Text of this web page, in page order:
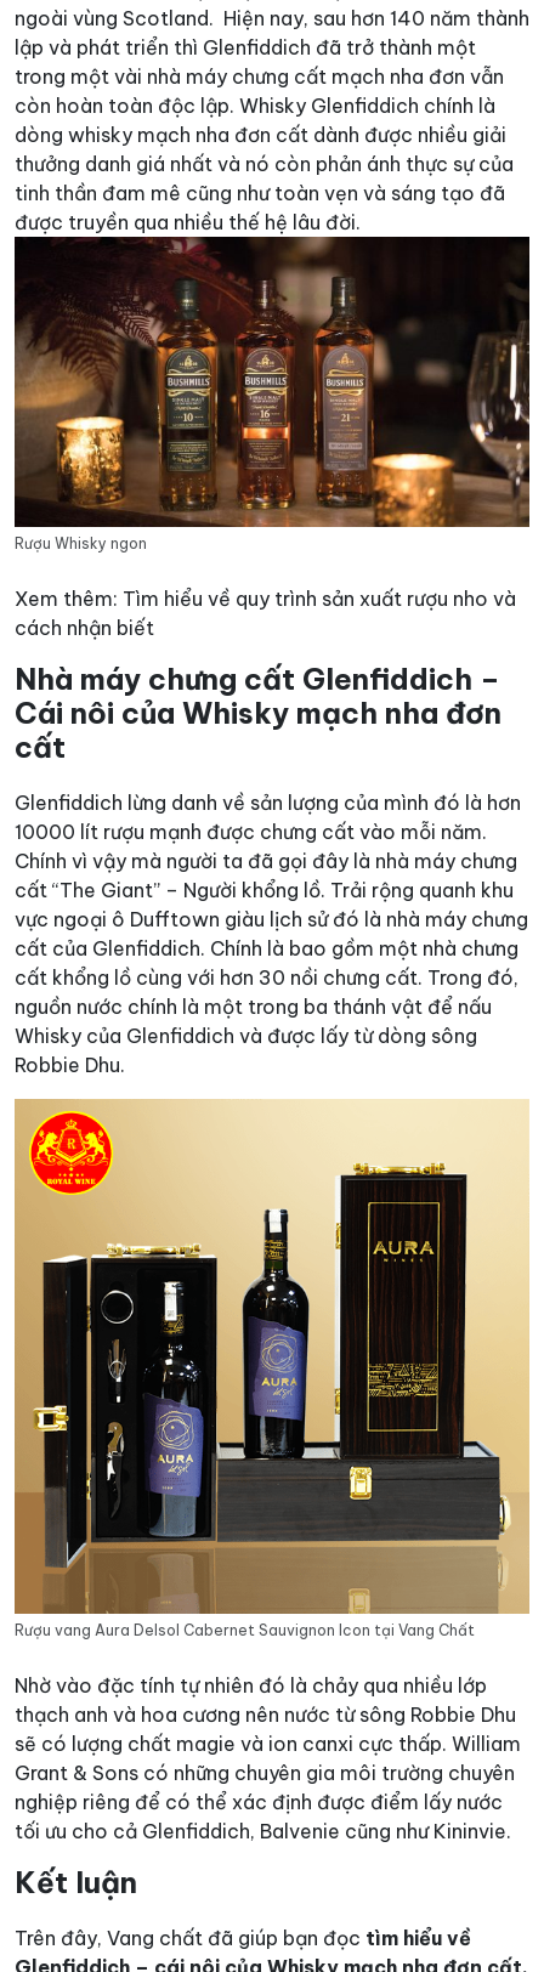
ngoài vùng Scotland. Hiện nay, sau hơn 140 năm thành
lập và phát triển thì Glenfiddich đã trở thành một
trong một vài nhà máy chưng cất mạch nha đơn vẫn
còn hoàn toàn độc lập. Whisky Glenfiddich chính là
dòng whisky mạch nha đơn cất dành được nhiều giải
thưởng danh giá nhất và nó còn phản ánh thực sự của
tinh thần đam mê cũng như toàn vẹn và sáng tạo đã
được truyền qua nhiều thế hệ lâu đời.
Rượu Whisky ngon
Xem thêm: Tìm hiểu về quy trình sản xuất rượu nho và
cách nhận biết
Nhà máy chưng cất Glenfiddich –
Cái nôi của Whisky mạch nha đơn
cất
Glenfiddich lừng danh về sản lượng của mình đó là hơn
10000 lít rượu mạnh được chưng cất vào mỗi năm.
Chính vì vậy mà người ta đã gọi đây là nhà máy chưng
cất “The Giant” – Người khổng lồ. Trải rộng quanh khu
vực ngoại ô Dufftown giàu lịch sử đó là nhà máy chưng
cất của Glenfiddich. Chính là bao gồm một nhà chưng
cất khổng lồ cùng với hơn 30 nồi chưng cất. Trong đó,
nguồn nước chính là một trong ba thánh vật để nấu
Whisky của Glenfiddich và được lấy từ dòng sông
Robbie Dhu.
Rượu vang Aura Delsol Cabernet Sauvignon Icon tại Vang Chất
Nhờ vào đặc tính tự nhiên đó là chảy qua nhiều lớp
thạch anh và hoa cương nên nước từ sông Robbie Dhu
sẽ có lượng chất magie và ion canxi cực thấp. William
Grant & Sons có những chuyên gia môi trường chuyên
nghiệp riêng để có thể xác định được điểm lấy nước
tối ưu cho cả Glenfiddich, Balvenie cũng như Kininvie.
Kết luận
Trên đây, Vang chất đã giúp bạn đọc tìm hiểu về
Glenfiddich – cái nôi của Whisky mạch nha đơn cất.